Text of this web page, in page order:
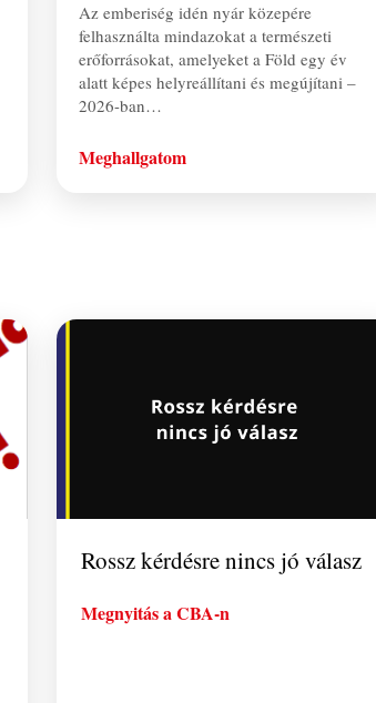
Az emberiség idén nyár közepére
felhasználta mindazokat a természeti
erőforrásokat, amelyeket a Föld egy év
alatt képes helyreállítani és megújítani –
2026-ban…
Meghallgatom
Rossz kérdésre nincs jó válasz
Megnyitás a CBA-n